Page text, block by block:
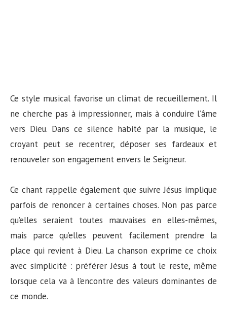
Ce style musical favorise un climat de recueillement. Il
ne cherche pas à impressionner, mais à conduire l’âme
vers Dieu. Dans ce silence habité par la musique, le
croyant peut se recentrer, déposer ses fardeaux et
renouveler son engagement envers le Seigneur.
Ce chant rappelle également que suivre Jésus implique
parfois de renoncer à certaines choses. Non pas parce
qu’elles seraient toutes mauvaises en elles-mêmes,
mais parce qu’elles peuvent facilement prendre la
place qui revient à Dieu. La chanson exprime ce choix
avec simplicité : préférer Jésus à tout le reste, même
lorsque cela va à l’encontre des valeurs dominantes de
ce monde.